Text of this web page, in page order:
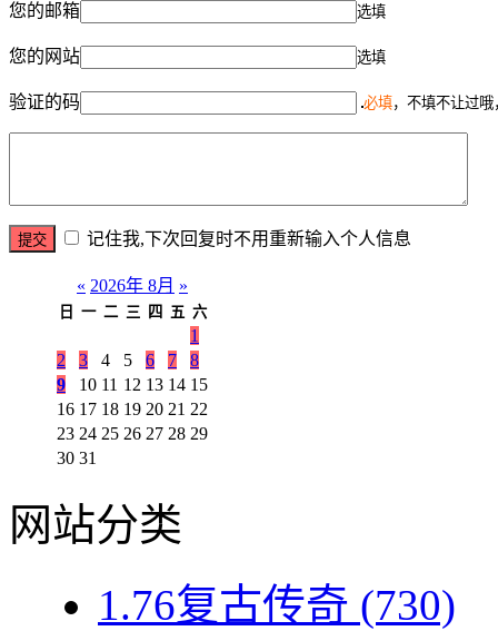
您的邮箱 选填
您的网站 选填
验证的码 必填，不填不让过
记住我,下次回复时不用重新输入个人信息
« 2026年 8月 »
日 一 二 三 四 五 六
1
2
3 4 5 6 7
8
9
10 11 12 13 14 15
16 17 18 19 20 21 22
23 24 25 26 27 28 29
30 31
网站分类
1.76复古传奇 (730)